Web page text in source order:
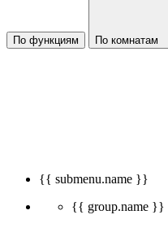
По функциям По комнатам
{{ submenu.name }}
{{ group.name }}